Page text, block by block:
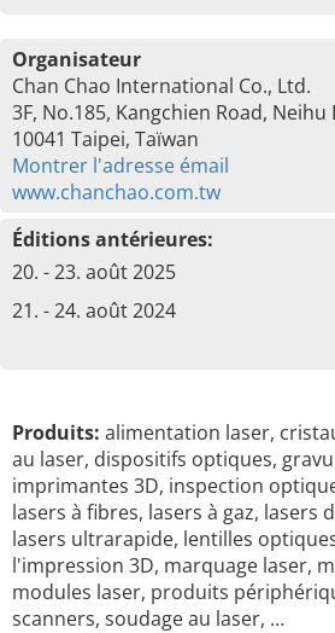
Organisateur
Chan Chao International Co., Ltd.
3F, No.185, Kangchien Road, Neihu
10041 Taipei, Taïwan
Montrer l'adresse émail
www.chanchao.com.tw
Éditions antérieures:
20. - 23. août 2025
21. - 24. août 2024
Produits: alimentation laser,
au laser, dispositifs optiques,
imprimantes 3D, inspection
lasers à fibres, lasers à gaz, lasers
lasers ultrarapide, lentilles
l'impression 3D, marquage laser,
modules laser, produits
scanners, soudage au laser, …